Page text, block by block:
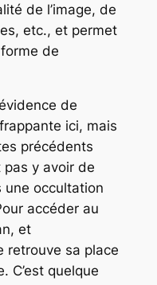
de l’image, de
etc., et permet
de
de
ici, mais
précédents
pas y avoir de
une occultation
accéder au
et
retrouve sa place
C’est quelque